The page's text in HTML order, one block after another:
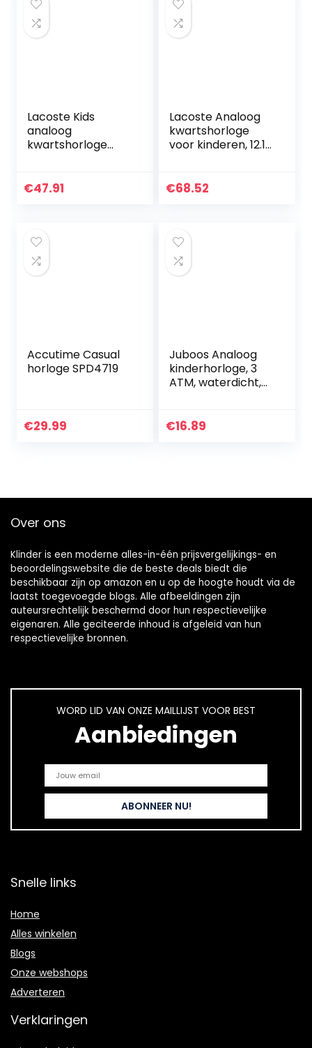
Lacoste Kids
analoog
kwartshorloge
€47.91
Lacoste Analoog
kwartshorloge
voor kinderen, 12.12,
€68.52
Accutime Casual
horloge SPD4719
€29.99
Juboos Analoog
kinderhorloge, 3
ATM, waterdicht,
voor jongens en
€16.89
Over ons
Klinder is een moderne alles-in-één prijsvergelijkings- en
beoordelingswebsite die de beste deals biedt die
beschikbaar zijn op amazon en u op de hoogte houdt via de
laatst toegevoegde blogs. Alle afbeeldingen zijn
auteursrechtelijk beschermd door hun respectievelijke
eigenaren. Alle geciteerde inhoud is afgeleid van hun
respectievelijke bronnen.
WORD LID VAN ONZE MAILLIJST VOOR BEST
Aanbiedingen
Snelle links
Home
Alles winkelen
Blogs
Onze webshops
Adverteren
Verklaringen